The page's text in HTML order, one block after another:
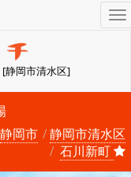
静岡市清水区]
静岡市
静岡市清水区
石川新町